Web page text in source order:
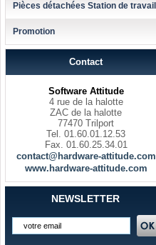
Pièces détachées Station de travail
Promotion
Contact
Software Attitude
4 rue de la halotte
ZAC de la halotte
77470 Trilport
Tel. 01.60.01.12.53
Fax. 01.60.25.34.01
contact@hardware-attitude.com
www.hardware-attitude.com
NEWSLETTER